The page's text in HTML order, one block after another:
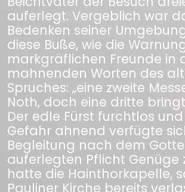
auferlegt. Vergeblich war
Bedenken seiner
diese Buße, wie die
markgräflichen Freunde in
mahnenden Worten des
Spruches: „eine zweite
Noth, doch eine dritte
Der edle Fürst furchtlos
Gefahr ahnend verfügte
Begleitung nach dem
auferlegten Pflicht Genüge
hatte die Hainthorkapelle,
Pauliner Kirche bereits